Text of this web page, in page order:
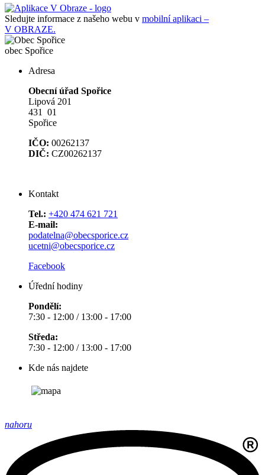
Sledujte informace z našeho webu v mobilní aplikaci –
V OBRAZE.
obec Spořice
Adresa
Obecní úřad Spořice
Lipová 201
431 01
Spořice
IČO: 00262137
DIČ: CZ00262137
Kontakt
Tel.: +420 474 621 721
E-mail:
podatelna@obecsporice.cz
ucetni@obecsporice.cz
Facebook
Úřední hodiny
Pondělí:
7:30 - 12:00 / 13:00 - 17:00
Středa:
7:30 - 12:00 / 13:00 - 17:00
Kde nás najdete
nahoru